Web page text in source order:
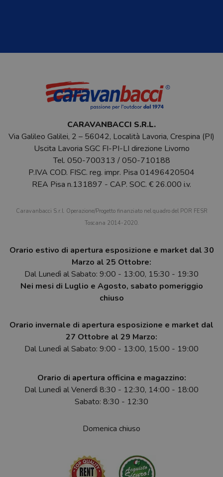
CARAVANBACCI S.R.L.
Via Galileo Galilei, 2 – 56042, Località Lavoria, Crespina (PI)
Uscita Lavoria SGC FI-PI-LI direzione Livorno
Tel. 050-700313 /050-710188
P.IVA COD. FISC. reg. impr. Pisa 01496420504
REA Pisa n.131897 - CAP. SOC. € 26.000 i.v.
Caravanbacci S.r.l. Operazione/Progetto finanziato nel quadro del POR FESR
Toscana 2014-2020.
Orario estivo di apertura esposizione e market dal 30
Marzo al 25 Ottobre:
Dal Lunedì al Sabato: 9:00 - 13:00, 15:30 - 19:30
Nei mesi di Luglio e Agosto, sabato pomeriggio
chiuso
Orario invernale di apertura esposizione e market dal
27 Ottobre al 29 Marzo:
Dal Lunedì al Sabato: 9:00 - 13:00, 15:00 - 19:00
Orario di apertura officina e magazzino:
Dal Lunedì al Venerdì 8:30 - 12:30, 14:00 - 18:00
Sabato: 8:30 - 12:30
Domenica chiuso